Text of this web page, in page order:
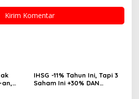
an,
IHSG -11% Tahun Ini, Tapi 3
Saham Ini +30% DAN